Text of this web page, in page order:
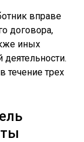
вправе
договора,
иных
течение трех